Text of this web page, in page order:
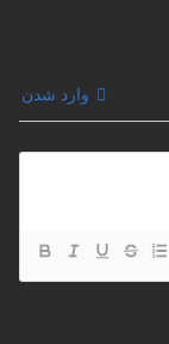
وارد شدن